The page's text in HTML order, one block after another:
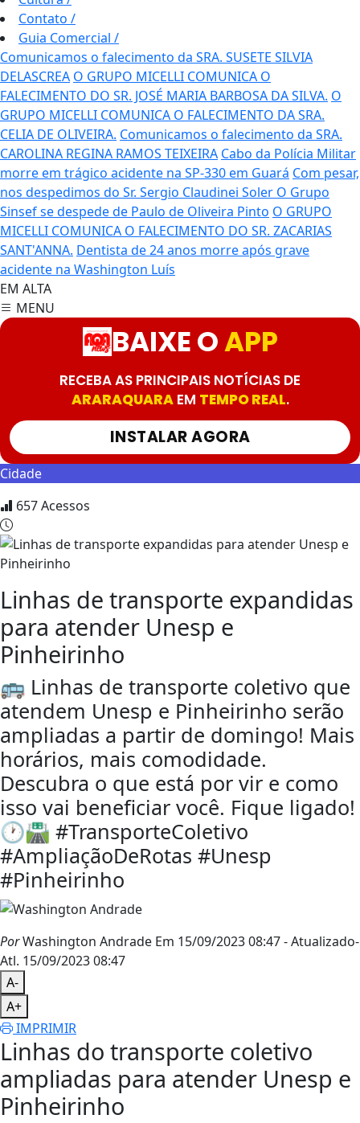
Contato /
Guia Comercial /
Comunicamos o falecimento da SRA. SUSETE SILVIA
DELASCREA O GRUPO MICELLI COMUNICA O
FALECIMENTO DO SR. JOSÉ MARIA BARBOSA DA SILVA. O
GRUPO MICELLI COMUNICA O FALECIMENTO DA SRA.
CELIA DE OLIVEIRA. Comunicamos o falecimento da SRA.
CAROLINA REGINA RAMOS TEIXEIRA Cabo da Polícia Militar
morre em trágico acidente na SP-330 em Guará Com pesar,
nos despedimos do Sr. Sergio Claudinei Soler O Grupo
Sinsef se despede de Paulo de Oliveira Pinto O GRUPO
MICELLI COMUNICA O FALECIMENTO DO SR. ZACARIAS
SANT'ANNA. Dentista de 24 anos morre após grave
acidente na Washington Luís
EM ALTA
MENU
BAIXE OAPP
RECEBA AS PRINCIPAIS NOTÍCIAS DE
ARARAQUARAEM TEMPO REAL.
INSTALAR AGORA
Cidade
657Acessos
Linhas de transporte expandidas
para atender Unesp e
Pinheirinho
🚌 Linhas de transporte coletivo que
atendem Unesp e Pinheirinho serão
ampliadas a partir de domingo! Mais
horários, mais comodidade.
Descubra o que está por vir e como
isso vai beneficiar você. Fique ligado!
🕐🛣️ #TransporteColetivo
#AmpliaçãoDeRotas #Unesp
#Pinheirinho
PorWashington Andrade Em 15/09/2023 08:47- Atualizado-
Atl. 15/09/2023 08:47
A-
A+
IMPRIMIR
Linhas do transporte coletivo
ampliadas para atender Unesp e
Pinheirinho